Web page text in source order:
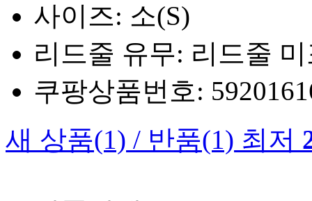
사이즈: 소(S)
리드줄 유무: 리드줄
쿠팡상품번호:
새 상품(1) / 반품(1) 최저